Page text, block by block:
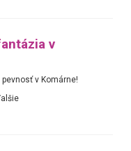
v
v Komárne!